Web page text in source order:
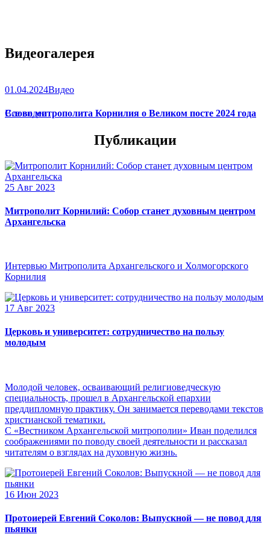
Видеогалерея
01.04.2024Видео
Слово митрополита Корнилия о Великом посте 2024 года
Все видео
Публикации
25 Авг 2023
Митрополит Корнилий: Собор станет духовным центром
Архангельска
Интервью Митрополита Архангельского и Холмогорского
Корнилия
17 Авг 2023
Церковь и университет: сотрудничество на пользу
молодым
Молодой человек, осваивающий религиоведческую
специальность, прошел в Архангельской епархии
преддипломную практику. Он занимается переводами текстов
христианской тематики.
С «Вестником Архангельской митрополии» Иван поделился
соображениями по поводу своей деятельности и рассказал
читателям о взглядах на духовную жизнь.
16 Июн 2023
Протоиерей Евгений Соколов: Выпускной — не повод для
пьянки